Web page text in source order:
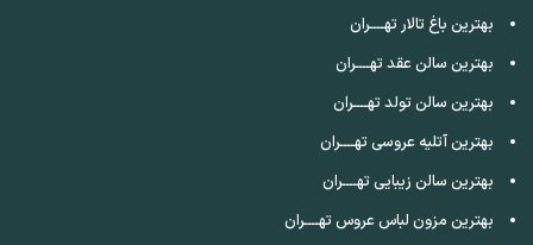
بهترین باغ تالار تهــــران
بهترین سالن عقد تهــــران
بهترین سالن تولد تهــــران
بهترین آتلیه عروسی تهــــران
بهترین سالن زیبایی تهــــران
بهترین مزون لباس عروس تهــــران